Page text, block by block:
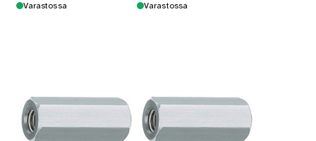
Varastossa Varastossa